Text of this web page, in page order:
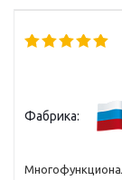
Фабрика: